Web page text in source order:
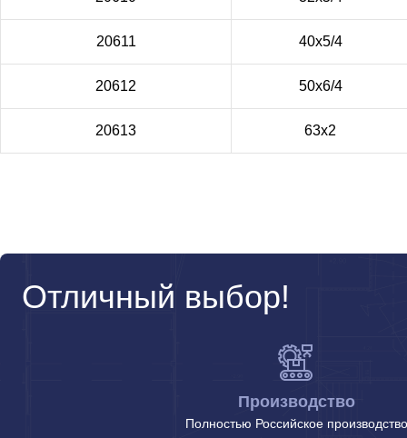
20611 40х5/4
20612 50х6/4
20613 63х2
Отличный выбор!
Производство
Полностью Российское производство